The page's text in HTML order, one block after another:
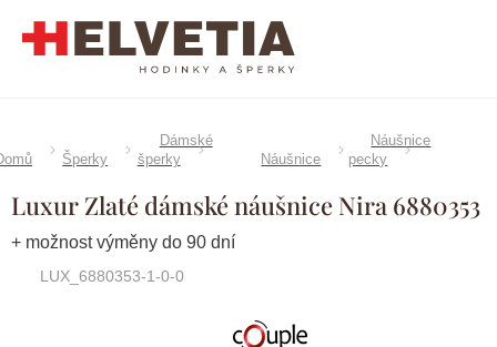
Šperky
Dámské
šperky
Náušnice
Náušnice
pecky
Luxur Zlaté dámské náušnice Nira 6880353
+ možnost výměny do 90 dní
LUX_6880353-1-0-0
Značka:Couple